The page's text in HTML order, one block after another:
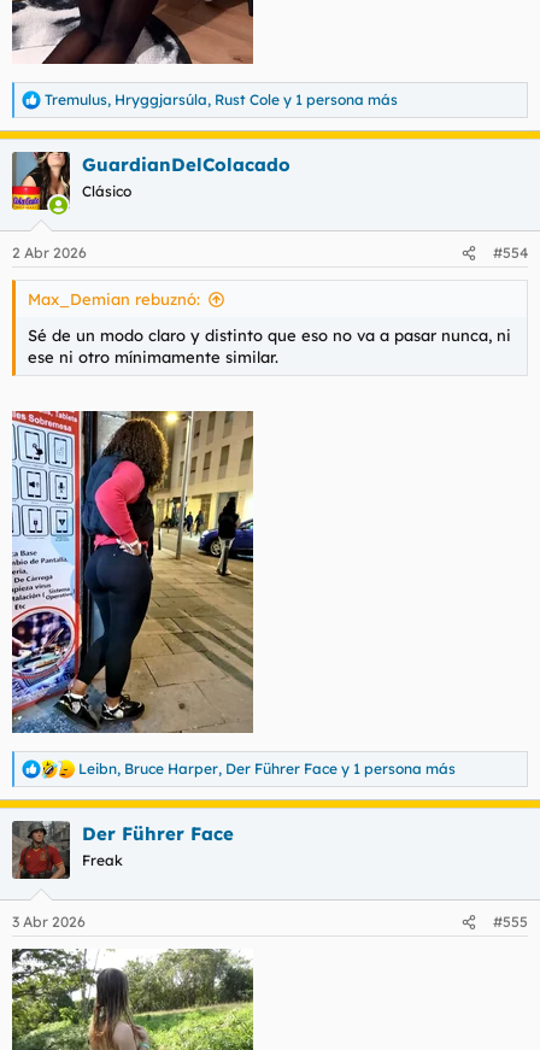
R
e
a
c
i
e
s
Tremulus, Hryggjarsúla, Rust Cole y 1 persona más
GuardianDelColacado
Clásico
2 Abr 2026 #554
Max_Demian rebuznó:
Sé de un modo claro y distinto que eso no va a pasar nunca, ni
ese ni otro mínimamente similar.
R
e
a
c
c
i
e
s
:
Leibn, Bruce Harper, Der Führer Face y 1 persona más
Der Führer Face
Freak
3 Abr 2026 #555